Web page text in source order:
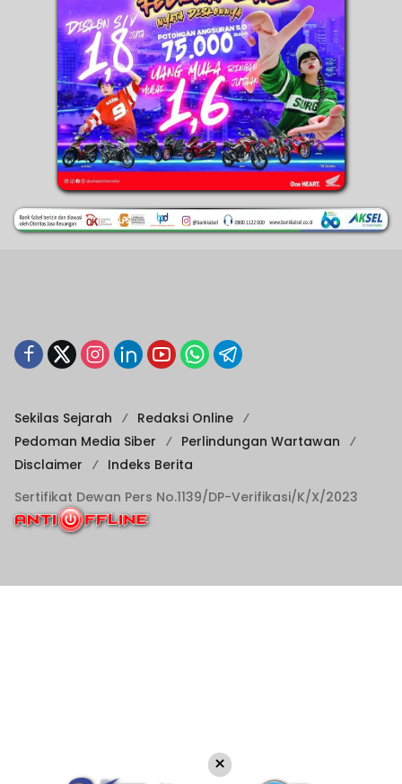
Sekilas Sejarah
Redaksi Online
Pedoman Media Siber
Perlindungan Wartawan
Disclaimer
Indeks Berita
Sertifikat Dewan Pers No.1139/DP-Verifikasi/K/X/2023
×